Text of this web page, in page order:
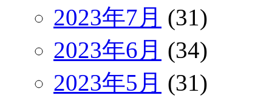
2023年7月 (31)
2023年6月 (34)
2023年5月 (31)